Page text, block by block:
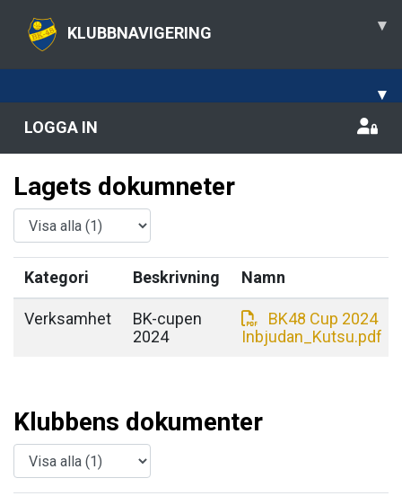
KLUBBNAVIGERING ▾
▾
LOGGA IN
Lagets dokumneter
Kategori Beskrivning Namn
Verksamhet
BK-cupen
2024
BK48 Cup 2024
Inbjudan_Kutsu.pdf
Klubbens dokumenter